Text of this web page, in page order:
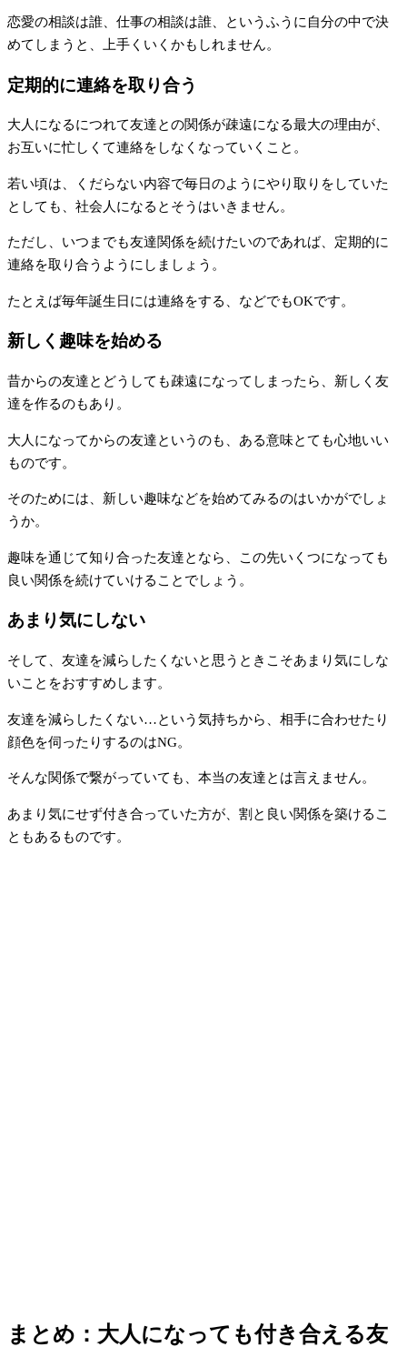
恋愛の相談は誰、仕事の相談は誰、というふうに自分の中で決
めてしまうと、上手くいくかもしれません。
定期的に連絡を取り合う
大人になるにつれて友達との関係が疎遠になる最大の理由が、
お互いに忙しくて連絡をしなくなっていくこと。
若い頃は、くだらない内容で毎日のようにやり取りをしていた
としても、社会人になるとそうはいきません。
ただし、いつまでも友達関係を続けたいのであれば、定期的に
連絡を取り合うようにしましょう。
たとえば毎年誕生日には連絡をする、などでもOKです。
新しく趣味を始める
昔からの友達とどうしても疎遠になってしまったら、新しく友
達を作るのもあり。
大人になってからの友達というのも、ある意味とても心地いい
ものです。
そのためには、新しい趣味などを始めてみるのはいかがでしょ
うか。
趣味を通じて知り合った友達となら、この先いくつになっても
良い関係を続けていけることでしょう。
あまり気にしない
そして、友達を減らしたくないと思うときこそあまり気にしな
いことをおすすめします。
友達を減らしたくない…という気持ちから、相手に合わせたり
顔色を伺ったりするのはNG。
そんな関係で繋がっていても、本当の友達とは言えません。
あまり気にせず付き合っていた方が、割と良い関係を築けるこ
ともあるものです。
まとめ：大人になっても付き合える友